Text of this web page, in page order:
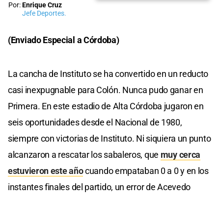
Por:Enrique Cruz
Jefe Deportes.
(Enviado Especial a Córdoba)
La cancha de Instituto se ha convertido en un reducto
casi inexpugnable para Colón. Nunca pudo ganar en
Primera. En este estadio de Alta Córdoba jugaron en
seis oportunidades desde el Nacional de 1980,
siempre con victorias de Instituto. Ni siquiera un punto
alcanzaron a rescatar los sabaleros, que muy cerca
estuvieron este añocuando empataban 0 a 0 y en los
instantes finales del partido, un error de Acevedo